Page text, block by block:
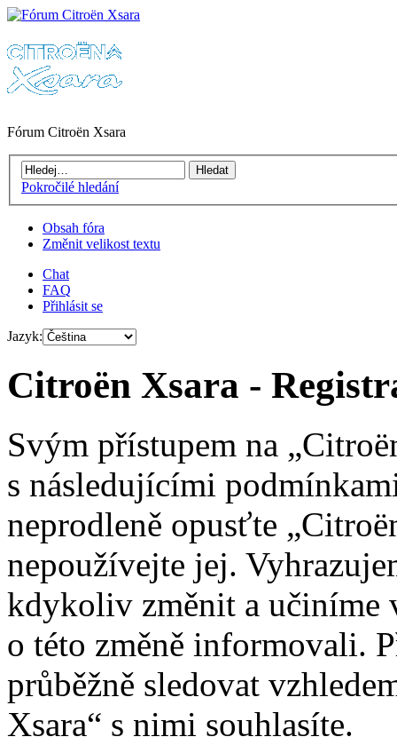
Fórum Citroën Xsara
Pokročilé hledání
Obsah fóra
Změnit velikost textu
Chat
FAQ
Přihlásit se
Jazyk:
Citroën Xsara -
Svým přístupem na
s následujícími
neprodleně opusťte
nepoužívejte jej.
kdykoliv změnit a učiníme
o této změně informovali.
průběžně sledovat
Xsara“ s nimi souhlasíte.